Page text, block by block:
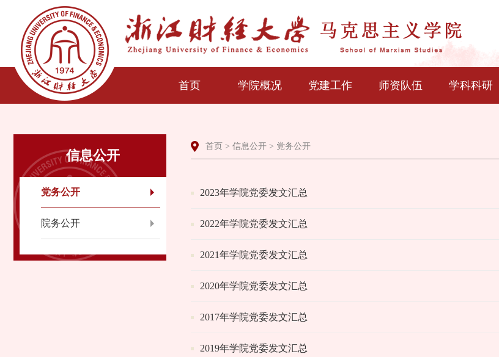
首页 学院概况 党建工作 师资队伍 学科科研
信息公开
党务公开
院务公开
首页 > 信息公开 > 党务公开
2023年学院党委发文汇总
2022年学院党委发文汇总
2021年学院党委发文汇总
2020年学院党委发文汇总
2017年学院党委发文汇总
2019年学院党委发文汇总